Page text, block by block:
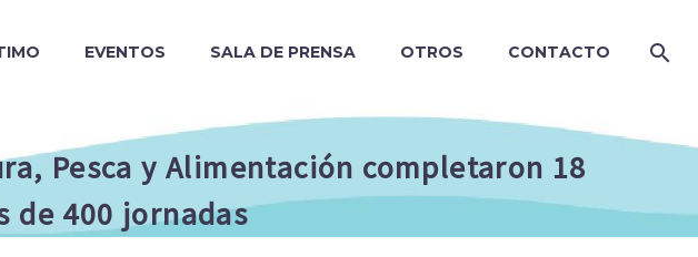
EVENTOS SALA DE PRENSA OTROS CONTACTO
Pesca y Alimentación completaron 18
de 400 jornadas